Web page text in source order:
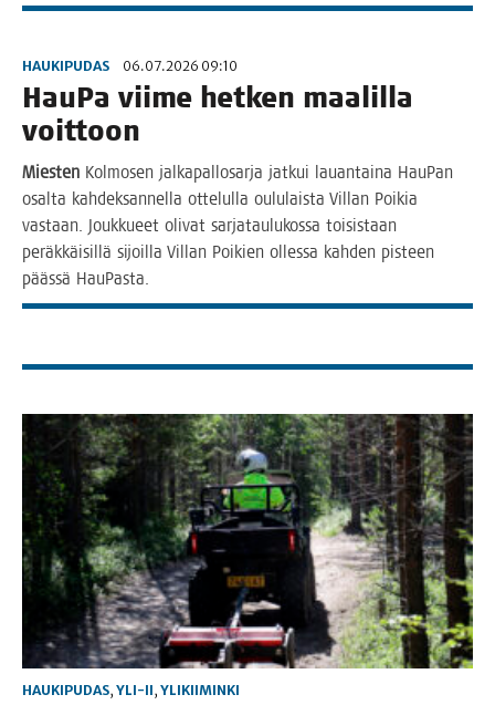
HAUKIPUDAS 06.07.2026 09:10
Hau­Pa vii­me het­ken maa­lil­la
voittoon
Mies­ten Kol­mo­sen jal­ka­pal­lo­sar­ja jat­kui lau­an­tai­na Hau­Pan
osal­ta kah­dek­san­nel­la otte­lul­la oulu­lais­ta Vil­lan Poi­kia
vas­taan. Jouk­ku­eet oli­vat sar­ja­tau­lu­kos­sa toi­sis­taan
peräk­käi­sil­lä sijoil­la Vil­lan Poi­kien olles­sa kah­den pis­teen
pääs­sä HauPasta.
HAUKIPUDAS, YLI-II, YLIKIIMINKI